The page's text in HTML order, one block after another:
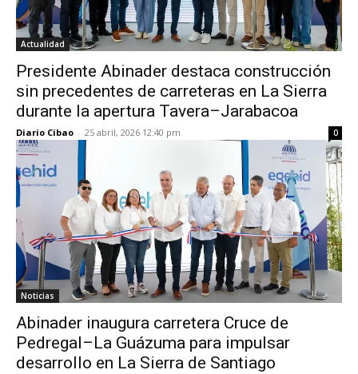
Actualidad
Presidente Abinader destaca construcción
sin precedentes de carreteras en La Sierra
durante la apertura Tavera–Jarabacoa
Diario Cibao - 25 abril, 2026 12:40 pm 0
Noticias
Abinader inaugura carretera Cruce de
Pedregal–La Guázuma para impulsar
desarrollo en La Sierra de Santiago